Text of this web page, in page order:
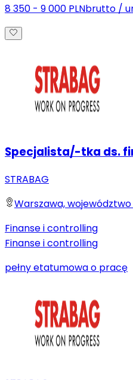
8 350 - 9 000 PLNbrutto /
Specjalista/-tka ds.
STRABAG
Warszawa,
Finanse i controlling
Finanse i controlling
pełny etatumowa o pracę